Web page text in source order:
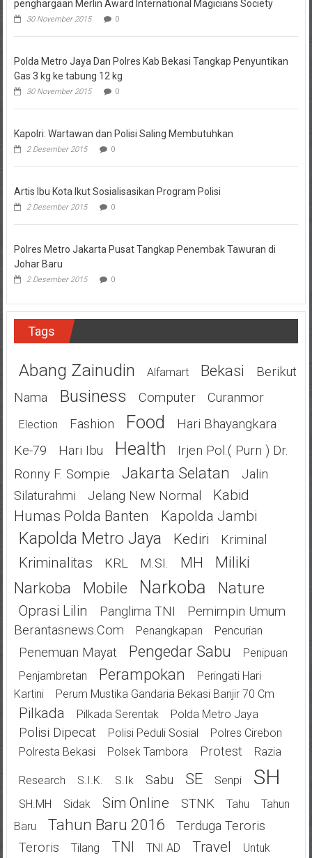
penghargaan Merlin Award International Magicians Society
30 November 2015 0
Polda Metro Jaya Dan Polres Kab Bekasi Tangkap Penyuntikan
Gas 3 kg ke tabung 12 kg
30 November 2015 0
Kapolri: Wartawan dan Polisi Saling Membutuhkan
2 Desember 2015 0
Artis Ibu Kota Ikut Sosialisasikan Program Polisi
2 Desember 2015 0
Polres Metro Jakarta Pusat Tangkap Penembak Tawuran di
Johar Baru
2 Desember 2015 0
Tags
Abang Zainudin Alfamart Bekasi
Berikut
Nama
Business Computer Curanmor
Election Fashion Food
Hari Bhayangkara
Ke-79
Hari Ibu Health
Irjen Pol.( Purn ) Dr.
Ronny F. Sompie
Jakarta Selatan
Jalin
Silaturahmi
Jelang New Normal
Kabid
Humas Polda Banten
Kapolda Jambi
Kapolda Metro Jaya Kediri Kriminal
Kriminalitas KRL M.SI. MH
Miliki
Narkoba
Mobile Narkoba Nature
Oprasi Lilin Panglima TNI
Pemimpin Umum
Berantasnews.com
Penangkapan Pencurian
Penemuan Mayat Pengedar Sabu
Penipuan
Penjambretan
Perampokan
Peringati Hari
Kartini
Perum Mustika Gandaria Bekasi Banjir 70 Cm
Pilkada Pilkada Serentak Polda Metro Jaya
Polisi Dipecat Polisi Peduli Sosial
Polres Cirebon
Polresta Bekasi
Polsek Tambora Protest Razia
Research S.I.K. S.Ik Sabu SE Senpi SH
SH.MH Sidak Sim Online STNK Tahu
Tahun
Baru
Tahun Baru 2016
Terduga Teroris
Teroris
Tilang TNI TNI AD Travel
Untuk